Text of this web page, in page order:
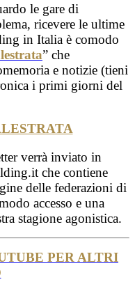
le gare di
ricevere le ultime
in Italia è comodo
” che
e notizie (tieni
i primi giorni del
verrà inviato in
che contiene
delle federazioni di
accesso e una
stagione agonistica.
PER ALTRI